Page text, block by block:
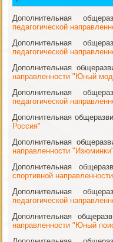
Дополнительная
педагогической
Дополнительная
педагогической
Дополнительная
направленности "Юный
Дополнительная
педагогической
Дополнительная
Россия"
Дополнительная
направленности "Изюминки"
Дополнительная
спортивной
Дополнительная
педагогической
Дополнительная
направленности "Юный